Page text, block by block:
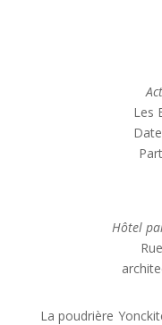
Les
Hôtel
La poudrière